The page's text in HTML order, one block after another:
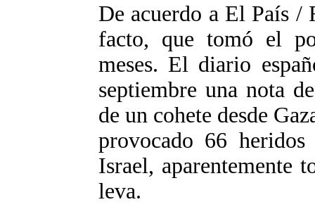
De acuerdo a El País /
facto, que tomó el
meses. El diario
septiembre una nota
de un cohete desde
provocado 66
Israel, aparentemente
leva.